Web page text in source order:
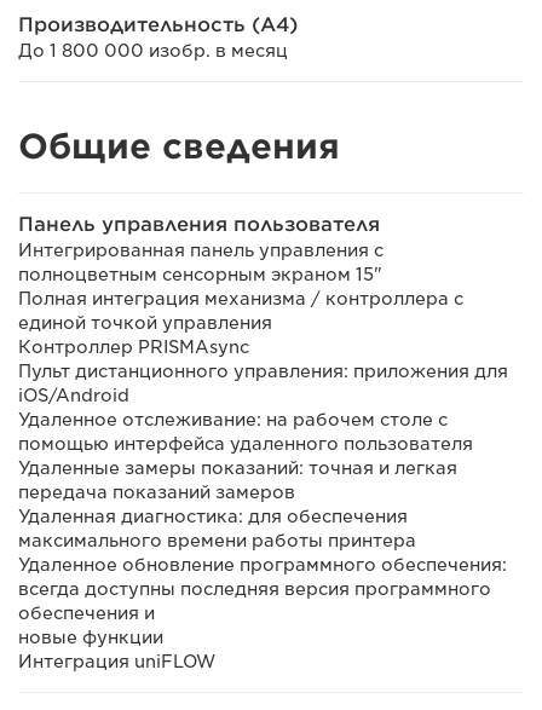
Производительность (A4)
До 1 800 000 изобр. в месяц
Общие сведения
Панель управления пользователя
Интегрированная панель управления с
полноцветным сенсорным экраном 15"
Полная интеграция механизма / контроллера с
единой точкой управления
Контроллер PRISMAsync
Пульт дистанционного управления: приложения для
iOS/Android
Удаленное отслеживание: на рабочем столе с
помощью интерфейса удаленного пользователя
Удаленные замеры показаний: точная и легкая
передача показаний замеров
Удаленная диагностика: для обеспечения
максимального времени работы принтера
Удаленное обновление программного обеспечения:
всегда доступны последняя версия программного
обеспечения и
новые функции
Интеграция uniFLOW